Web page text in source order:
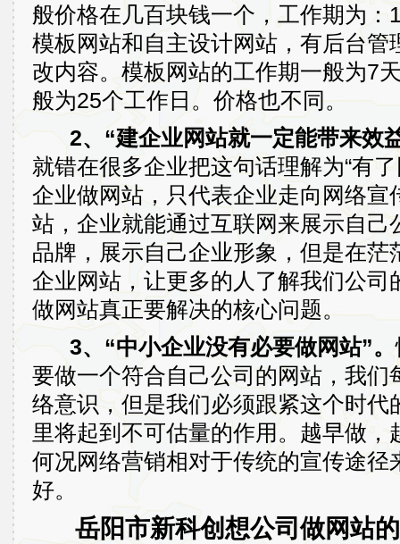
般价格在几百块钱一个，工作期为
模板网站和自主设计网站，有后台管
改内容。模板网站的工作期一般为7
般为25个工作日。价格也不同。
2、“建企业网站就一定能带来效
就错在很多企业把这句话理解为“有
企业做网站，只代表企业走向网络宣
站，企业就能通过互联网来展示自己
品牌，展示自己企业形象，但是在
企业网站，让更多的人了解我们公司
做网站真正要解决的核心问题。
3、“中小企业没有必要做网站”。
要做一个符合自己公司的网站，我们
络意识，但是我们必须跟紧这个时代
里将起到不可估量的作用。越早做
何况网络营销相对于传统的宣传途径
好。
岳阳市新科创想公司做网站